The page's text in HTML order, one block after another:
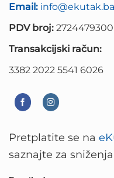
Email: info@ekutak.ba
PDV broj:
Transakcijski račun:
3382 2022 5541 6026
Pretplatite se na
saznajte za